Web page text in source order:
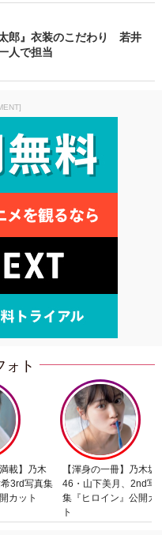
郎』衣装のこだわり 若井
人で担当
ォト
載】乃木
3rd写真集
カット
【渾身の一冊】乃木坂
46・山下美月、2nd写
集『ヒロイン』公開カ
ト